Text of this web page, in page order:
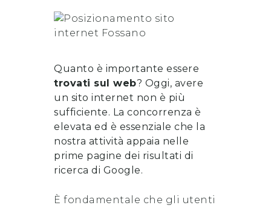
Quanto è importante essere
trovati sul web? Oggi, avere
un sito internet non è più
sufficiente. La concorrenza è
elevata ed è essenziale che la
nostra attività appaia nelle
prime pagine dei risultati di
ricerca di Google.
È fondamentale che gli utenti